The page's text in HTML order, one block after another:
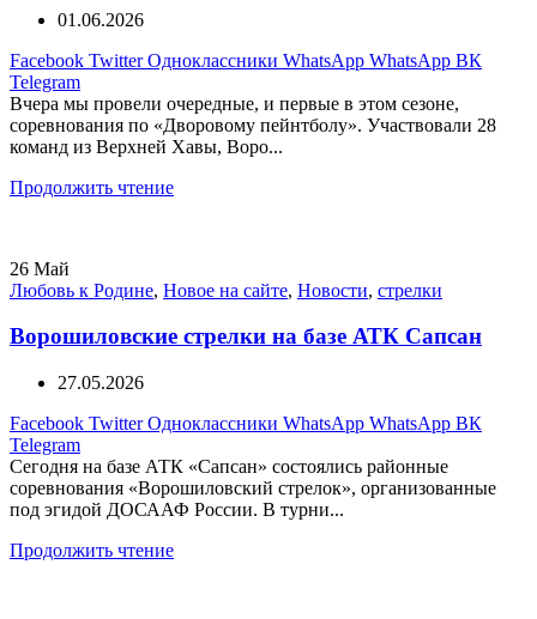
01.06.2026
Facebook Twitter Одноклассники WhatsApp WhatsApp ВК
Telegram
Вчера мы провели очередные, и первые в этом сезоне,
соревнования по «Дворовому пейнтболу». Участвовали 28
команд из Верхней Хавы, Воро...
Продолжить чтение
26 Май
Любовь к Родине, Новое на сайте, Новости, стрелки
Ворошиловские стрелки на базе АТК Сапсан
27.05.2026
Facebook Twitter Одноклассники WhatsApp WhatsApp ВК
Telegram
Сегодня на базе АТК «Сапсан» состоялись районные
соревнования «Ворошиловский стрелок», организованные
под эгидой ДОСААФ России. В турни...
Продолжить чтение